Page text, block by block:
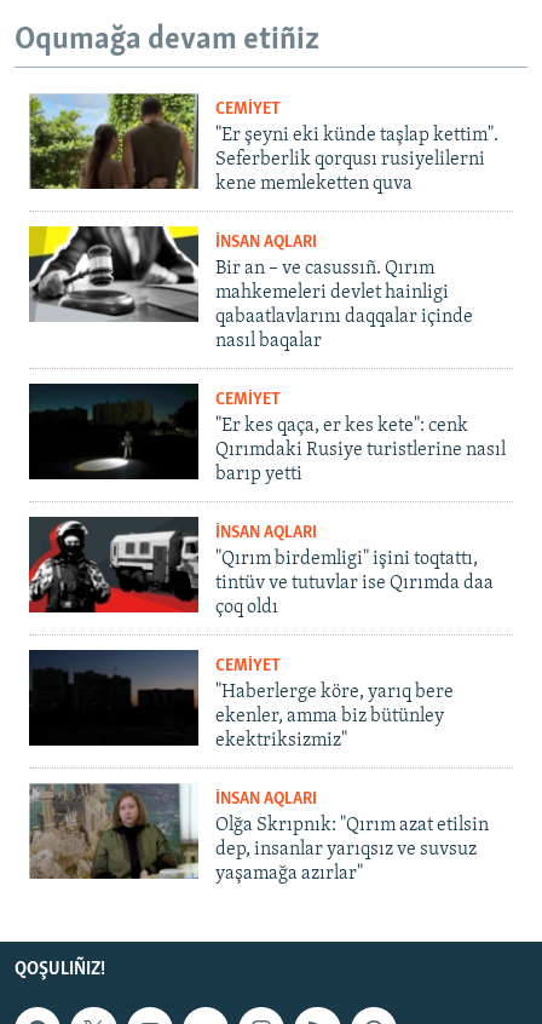
Oqumağa devam etiñiz
CEMİYET
"Er şeyni eki künde taşlap kettim".
Seferberlik qorqusı rusiyelilerni
kene memleketten quva
İNSAN AQLARI
Bir an – ve casussıñ. Qırım
mahkemeleri devlet hainligi
qabaatlavlarını daqqalar içinde
nasıl baqalar
CEMİYET
"Er kes qaça, er kes kete": cenk
Qırımdaki Rusiye turistlerine nasıl
barıp yetti
İNSAN AQLARI
"Qırım birdemligi" işini toqtattı,
tintüv ve tutuvlar ise Qırımda daa
çoq oldı
CEMİYET
"Haberlerge köre, yarıq bere
ekenler, amma biz bütünley
ekektriksizmiz"
İNSAN AQLARI
Olğa Skrıpnık: "Qırım azat etilsin
dep, insanlar yarıqsız ve suvsuz
yaşamağa azırlar"
QOŞULIÑIZ!